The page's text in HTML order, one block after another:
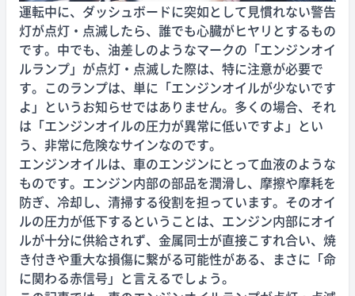
運転中に、ダッシュボードに突如として見慣れない警告
灯が点灯・点滅したら、誰でも心臓がヒヤリとするもの
です。中でも、油差しのようなマークの「エンジンオイ
ルランプ」が点灯・点滅した際は、特に注意が必要で
す。このランプは、単に「エンジンオイルが少ないです
よ」というお知らせではありません。多くの場合、それ
は「エンジンオイルの圧力が異常に低いですよ」とい
う、非常に危険なサインなのです。
エンジンオイルは、車のエンジンにとって血液のような
ものです。エンジン内部の部品を潤滑し、摩擦や摩耗を
防ぎ、冷却し、清掃する役割を担っています。そのオイ
ルの圧力が低下するということは、エンジン内部にオイ
ルが十分に供給されず、金属同士が直接こすれ合い、焼
き付きや重大な損傷に繋がる可能性がある、まさに「命
に関わる赤信号」と言えるでしょう。